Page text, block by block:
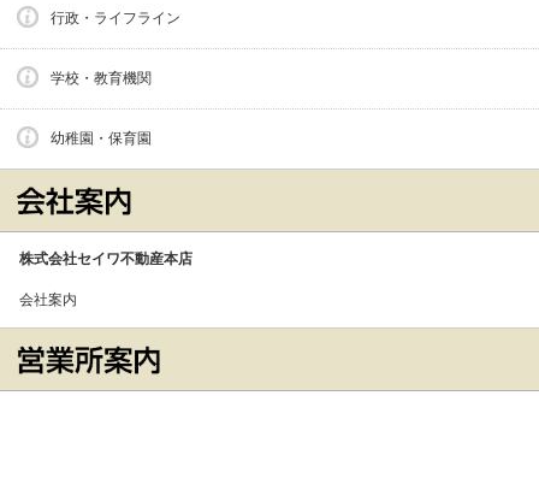
行政・ライフライン
学校・教育機関
幼稚園・保育園
株式会社セイワ不動産本店
会社案内